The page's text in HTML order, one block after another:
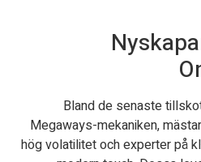
Bland de senaste
Megaways-mekaniken,
hög volatilitet och experter på